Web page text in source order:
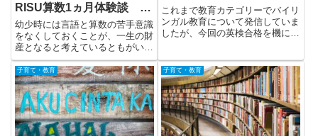
RISU算数1ヵ月体験談 口
コミ
幼少時には言語と算数の苦手意識
をなくしておくことが、一生の財
産となると考えているともがい
は、子どもに算数を好きになって
もらおうとRISU算数のタブレッ
ト教材を1ヵ月体験したので、そ
の経験をシェアします。
これまで教育カテゴリーでバイリ
ンガル教育について発信していま
したが、今回の英検合格を機にと
子育て・教育 子育て・教育